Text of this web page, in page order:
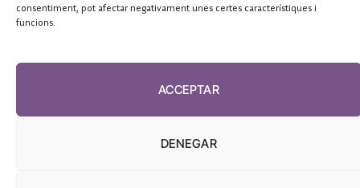
consentiment, pot afectar negativament unes certes característiques i
funcions.
ACCEPTAR
DENEGAR